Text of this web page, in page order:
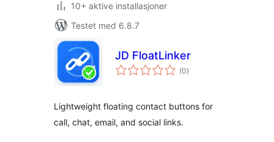
10+ aktive installasjoner
Testet med 6.8.7
JD FloatLinker
(0totale
vurderinger
)
Lightweight floating contact buttons for
call, chat, email, and social links.